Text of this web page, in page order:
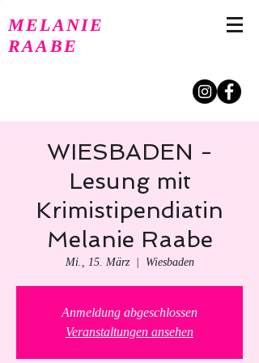
MELANIE
RAABE
WIESBADEN -
Lesung mit
Krimistipendiatin
Melanie Raabe
Mi., 15. März
  |
Wiesbaden
Anmeldung abgeschlossen
Veranstaltungen ansehen